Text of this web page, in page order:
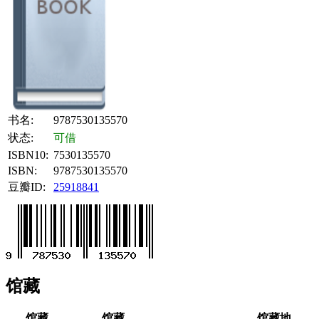
书名:
9787530135570
状态:
可借
ISBN10: 7530135570
ISBN:
9787530135570
豆瓣ID:
25918841
馆藏